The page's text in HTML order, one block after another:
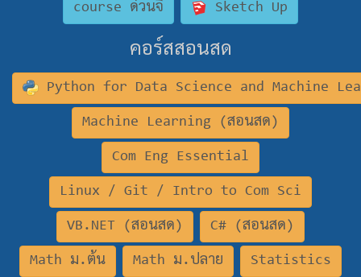
course ด่วนจี๋ Sketch Up
คอร์สสอนสด
Python for Data Science and Machine
Machine Learning (สอนสด)
Com Eng Essential
Linux / Git / Intro to Com Sci
VB.NET (สอนสด) C# (สอนสด)
Math ม.ต้น Math ม.ปลาย Statistics